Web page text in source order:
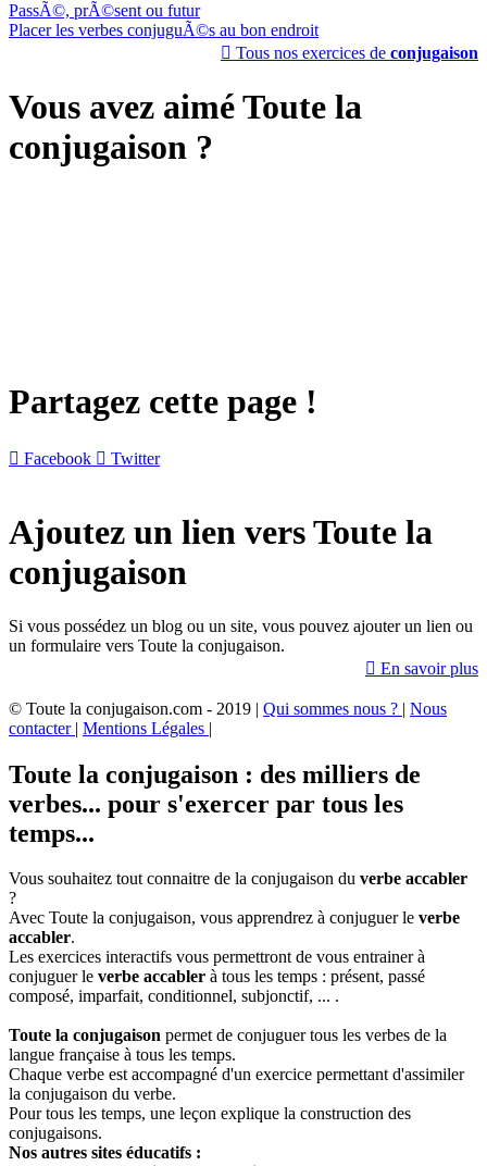
PassÃ©, prÃ©sent ou futur
Placer les verbes conjuguÃ©s au bon endroit
 Tous nos exercices de conjugaison
Vous avez aimé Toute la
conjugaison ?
Partagez cette page !
 Facebook  Twitter
Ajoutez un lien vers Toute la
conjugaison
Si vous possédez un blog ou un site, vous pouvez ajouter un lien ou
un formulaire vers Toute la conjugaison.
 En savoir plus
© Toute la conjugaison.com - 2019 | Qui sommes nous ? | Nous
contacter | Mentions Légales |
Toute la conjugaison : des milliers de
verbes... pour s'exercer par tous les
temps...
Vous souhaitez tout connaitre de la conjugaison du verbe accabler
?
Avec Toute la conjugaison, vous apprendrez à conjuguer le verbe
accabler.
Les exercices interactifs vous permettront de vous entrainer à
conjuguer le verbe accabler à tous les temps : présent, passé
composé, imparfait, conditionnel, subjonctif, ... .
Toute la conjugaison permet de conjuguer tous les verbes de la
langue française à tous les temps.
Chaque verbe est accompagné d'un exercice permettant d'assimiler
la conjugaison du verbe.
Pour tous les temps, une leçon explique la construction des
conjugaisons.
Nos autres sites éducatifs :